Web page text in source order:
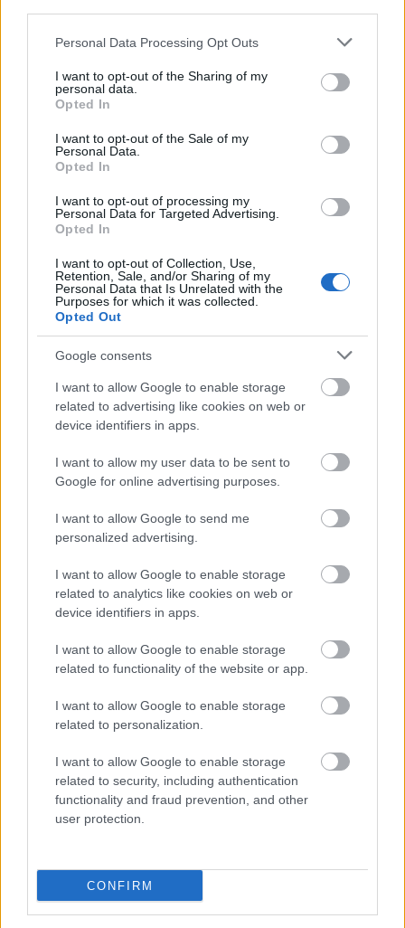
Please note that this website/app uses one or more Google
not limited to your visit or usage behaviour. You may click to
grant or deny consent to Google and its third-party tags to
use your data for below specified purposes in below Google
consent section.
Personal Data Processing Opt Outs
I want to opt-out of the Sharing of my
personal data.
Opted In
I want to opt-out of the Sale of my
Personal Data.
Opted In
I want to opt-out of processing my
Personal Data for Targeted Advertising.
Opted In
I want to opt-out of Collection, Use,
Retention, Sale, and/or Sharing of my
Personal Data that Is Unrelated with the
Purposes for which it was collected.
Opted Out
Google consents
I want to allow Google to enable storage
related to advertising like cookies on web or
device identifiers in apps.
I want to allow my user data to be sent to
Google for online advertising purposes.
I want to allow Google to send me
personalized advertising.
I want to allow Google to enable storage
related to analytics like cookies on web or
device identifiers in apps.
I want to allow Google to enable storage
related to functionality of the website or app.
I want to allow Google to enable storage
related to personalization.
I want to allow Google to enable storage
related to security, including authentication
functionality and fraud prevention, and other
user protection.
CONFIRM
leginkább idegesít?
stresszel?
Mikor voltál utoljára féltékeny és miért?
lenne az a 3?
Mi volt az eddigi legrosszabb döntésed?
Mi az, amit soha nem tudnál megbocsájtani?
Hogyan nézne ki az álom lánykérésed?
Mikor érezted magad a leginkább szeretve?
Milyennek képzeled az álom házad?
romlott meg?
vele a kapcsolatot?
Tudnál távkapcsolatban élni?
Szerinted mi a legjobb módja a konfliktus
kezelésnek?
Hogyan találkoztak a szüleid?
Milyennek ítéled meg a közösségi média
használatod?